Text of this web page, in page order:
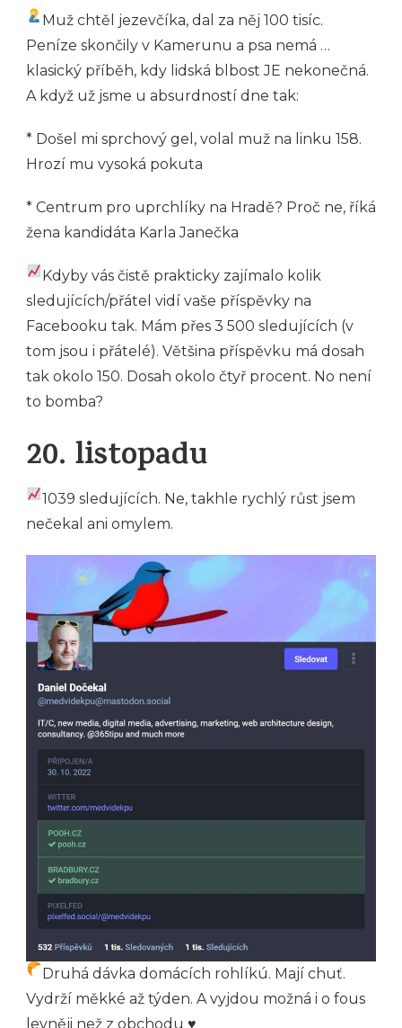
Muž chtěl jezevčíka, dal za něj 100 tisíc.
Peníze skončily v Kamerunu a psa nemá …
klasický příběh, kdy lidská blbost JE nekonečná.
A když už jsme u absurdností dne tak:
* Došel mi sprchový gel, volal muž na linku 158.
Hrozí mu vysoká pokuta
* Centrum pro uprchlíky na Hradě? Proč ne, říká
žena kandidáta Karla Janečka
Kdyby vás čistě prakticky zajímalo kolik
sledujících/přátel vidí vaše příspěvky na
Facebooku tak. Mám přes 3 500 sledujících (v
tom jsou i přátelé). Většina příspěvku má dosah
tak okolo 150. Dosah okolo čtyř procent. No není
to bomba?
20. listopadu
1039 sledujících. Ne, takhle rychlý růst jsem
nečekal ani omylem.
Druhá dávka domácích rohlíkú. Mají chuť.
Vydrží měkké až týden. A vyjdou možná i o fous
levněji než z obchodu ♥